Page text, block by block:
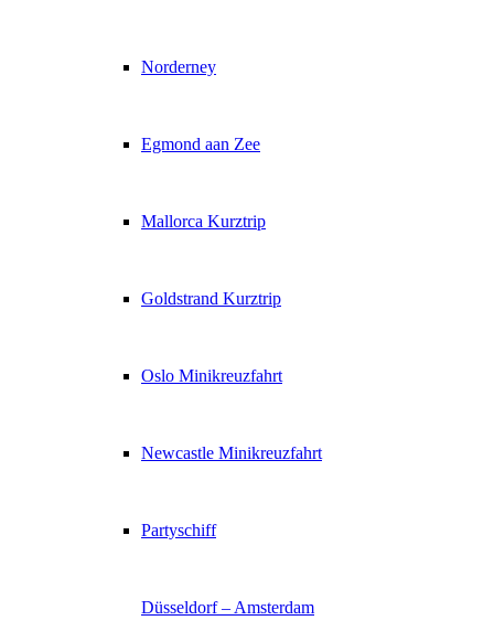
Norderney
Egmond aan Zee
Mallorca Kurztrip
Goldstrand Kurztrip
Oslo Minikreuzfahrt
Newcastle Minikreuzfahrt
Partyschiff
Düsseldorf – Amsterdam